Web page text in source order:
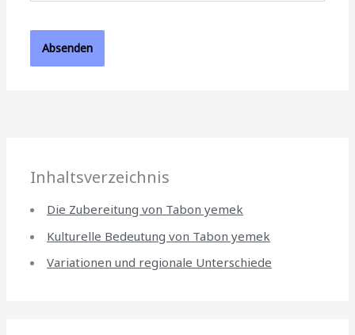
Inhaltsverzeichnis
Die Zubereitung von Tabon yemek
Kulturelle Bedeutung von Tabon yemek
Variationen und regionale Unterschiede